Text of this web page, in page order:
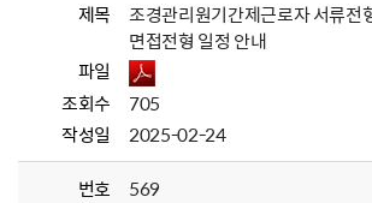
제목
조경관리원기간제근로자 서류전
면접전형 일정 안내
파일
조회수
705
작성일
2025-02-24
번호
569